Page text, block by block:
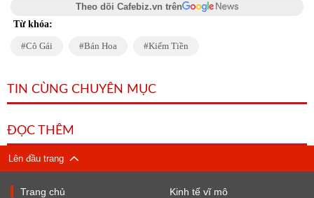
Theo dõi Cafebiz.vn trên
Từ khóa:
Cô Gái Bán Hoa Kiếm Tiền
TIN CÙNG CHUYÊN MỤC
ĐỌC THÊM
Lên đầu trang
Trang chủ Kinh tế vĩ mô